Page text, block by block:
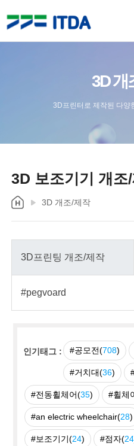
3D 개
3D프린터로 제작된 다양
3D 보조기기 개조/
3D 개조/제작
인기태그 : #공모전(708)
#거치대(36)
#전동휠체어(35) #휠체
#an electric wheelchair(28)
#보조기기(24) #점자(24